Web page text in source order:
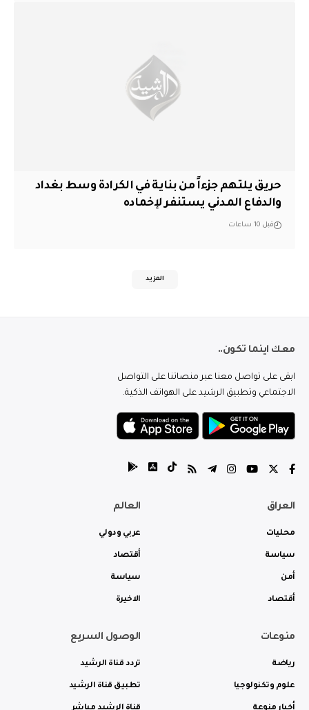
حريق يلتهم جزءاً من بناية في الكرادة وسط بغداد
والدفاع المدني يستنفر لإخماده
قبل 10 ساعات
المزيد
معك اينما تكون..
ابقى على تواصل معنا عبر منصاتنا على التواصل
الاجتماعي وتطبيق الرشيد على الهواتف الذكية.
العراق
محليات
سياسة
أمن
أقتصاد
العالم
عربي ودولي
أقتصاد
سياسة
الاخيرة
منوعات
رياضة
علوم وتكنولوجيا
الوصول السريع
تردد قناة الرشيد
تطبيق قناة الرشيد